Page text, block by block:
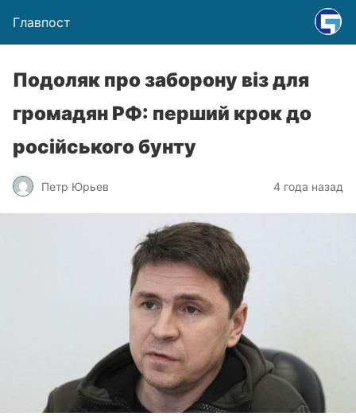
Главпост
Подоляк про заборону віз для
громадян РФ: перший крок до
російського бунту
Петр Юрьев 4 года назад